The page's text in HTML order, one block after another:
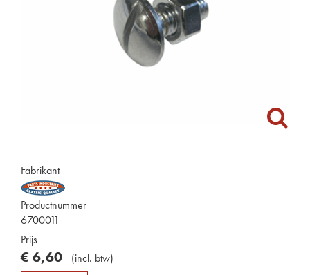
Fabrikant
Productnummer
6700011
Prijs
€ 6,60 (incl. btw)